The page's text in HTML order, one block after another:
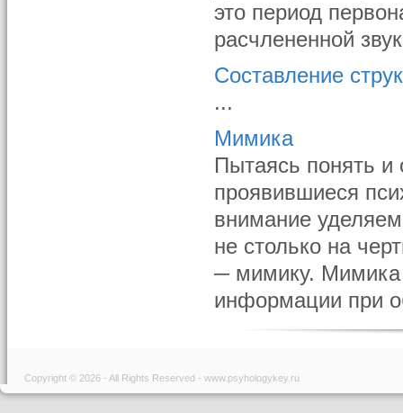
это период
расчлененной
Составление
...
Мимика
Пытаясь понять и
проявившиеся
внимание
не столько на
─ мимику. Мимика
информации при
Copyright © 2026 - All Rights Reserved - www.psyhologykey.ru